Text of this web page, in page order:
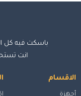
باسكت فيه كل
انت
الاقسام
أجهزة